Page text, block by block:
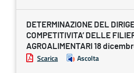
DETERMINAZIONE DEL
COMPETITIVITA’ DELLE
AGROALIMENTARI 18
Scarica Ascolta